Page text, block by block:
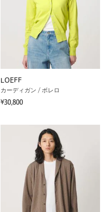
LOEFF
カーディガン / ボレロ
¥30,800